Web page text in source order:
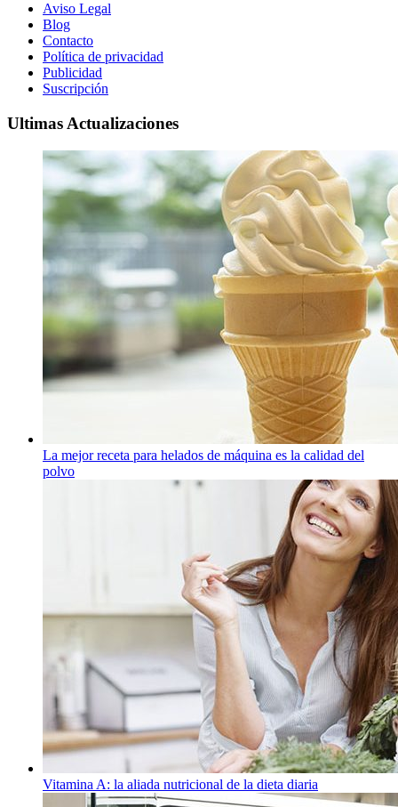
Aviso Legal
Blog
Contacto
Política de privacidad
Publicidad
Suscripción
Ultimas Actualizaciones
La mejor receta para helados de máquina es la calidad del
polvo
Vitamina A: la aliada nutricional de la dieta diaria